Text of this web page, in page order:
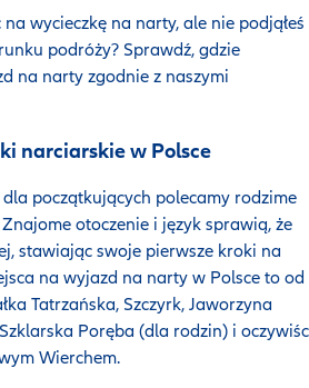
wycieczkę na narty, ale nie podjąłeś
podróży? Sprawdź, gdzie
na narty zgodnie z naszymi
narciarskie w Polsce
początkujących polecamy rodzime
otoczenie i język sprawią, że
stawiając swoje pierwsze kroki na
na wyjazd na narty w Polsce to od
Tatrzańska, Szczyrk, Jaworzyna
Poręba (dla rodzin) i
Wierchem.